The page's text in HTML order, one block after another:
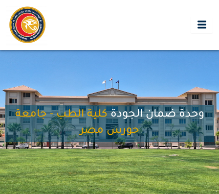
المحتوى
وحدة ضمان الجودة كلية الطب - جامعة
حورس مصر